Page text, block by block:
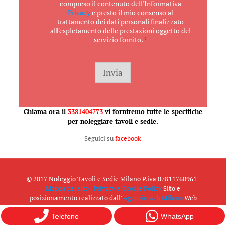
D
P
compreso il contenuto dell'Informativa
Privacye presto il mio consenso al
trattamento dei dati personali finalizzato
all'espletamento delle prestazioni oggetto del
servizio fornito.*
Invia
Chiama ora il 3381404773 vi forniremo tutte le specifiche
per noleggiare tavoli e sedie.
Seguici sufacebook
© 2017 Noleggio Tavoli e Sedie Milano P.iva 07811760961 |
Mappa del sito | Privacy e Cookie PolicySito e
posizionamento realizzato dall'Agenzia web MilanoWeb
Revolution.
Telefono WhatsApp